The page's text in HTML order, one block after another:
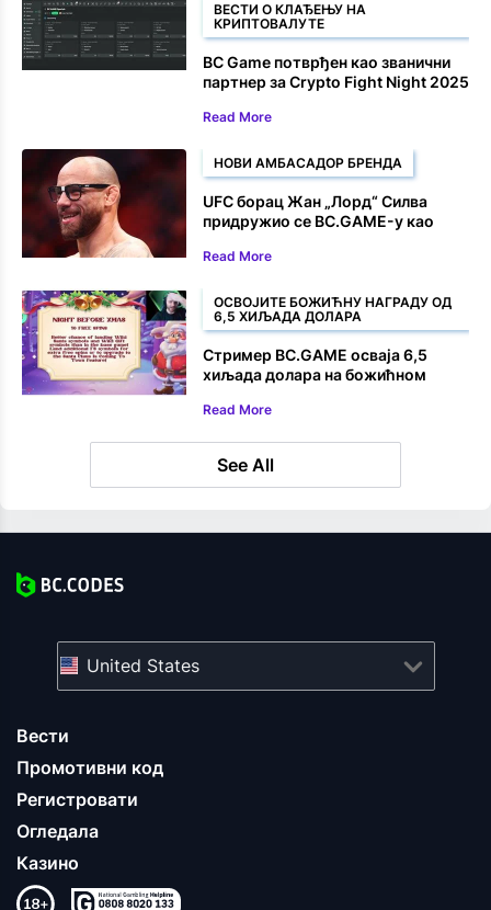
ВЕСТИ О КЛАЂЕЊУ НА
КРИПТОВАЛУТЕ
BC Game потврђен као званични
партнер за Crypto Fight Night 2025
Read More
НОВИ АМБАСАДОР БРЕНДА
UFC борац Жан „Лорд“ Силва
придружио се BC.GAME-у као
Read More
ОСВОЈИТЕ БОЖИЋНУ НАГРАДУ ОД
6,5 ХИЉАДА ДОЛАРА
Стример BC.GAME осваја 6,5
хиљада долара на божићном
Read More
See All
Вести
Промотивни код
Регистровати
Огледала
Казино
United States